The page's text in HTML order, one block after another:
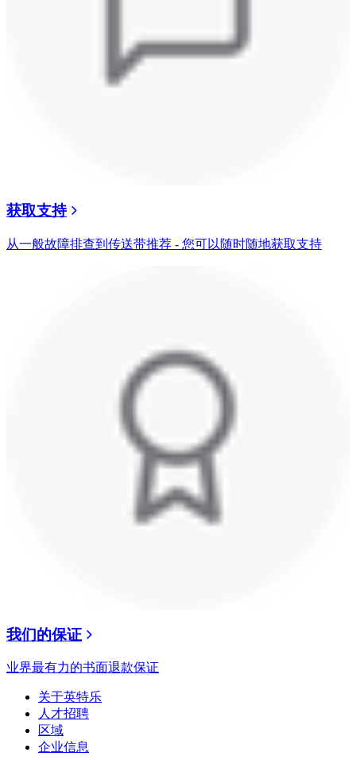
获取支持
从一般故障排查到传送带推荐 - 您可以随时随地获取支持
我们的保证
业界最有力的书面退款保证
关于英特乐
人才招聘
区域
企业信息